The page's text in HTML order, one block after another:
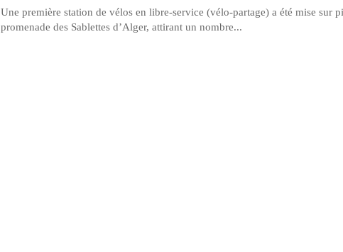
Une première station de vélos en libre-service (vélo-partage) a été mise sur
promenade des Sablettes d’Alger, attirant un nombre...